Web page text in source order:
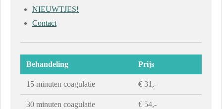
NIEUWTJES!
Contact
Behandeling Prijs
15 minuten coagulatie € 31,-
30 minuten coagulatie € 54,-